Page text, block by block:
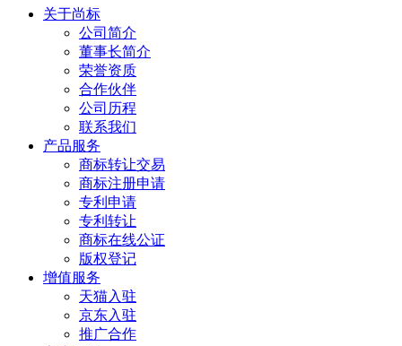
关于尚标
公司简介
董事长简介
荣誉资质
合作伙伴
公司历程
联系我们
产品服务
商标转让交易
商标注册申请
专利申请
专利转让
商标在线公证
版权登记
增值服务
天猫入驻
京东入驻
推广合作